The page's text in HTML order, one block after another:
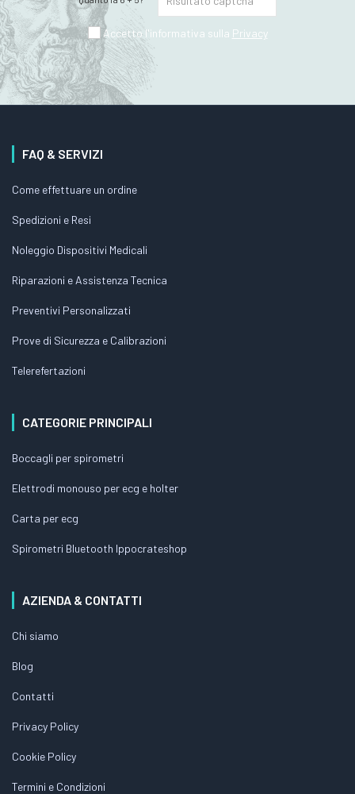
Accetto l'informativa sulla Privacy
FAQ & SERVIZI
Come effettuare un ordine
Spedizioni e Resi
Noleggio Dispositivi Medicali
Riparazioni e Assistenza Tecnica
Preventivi Personalizzati
Prove di Sicurezza e Calibrazioni
Telerefertazioni
CATEGORIE PRINCIPALI
Boccagli per spirometri
Elettrodi monouso per ecg e holter
Carta per ecg
Spirometri Bluetooth Ippocrateshop
AZIENDA & CONTATTI
Chi siamo
Blog
Contatti
Privacy Policy
Cookie Policy
Termini e Condizioni